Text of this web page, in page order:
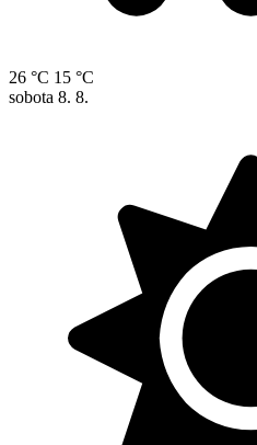
26 °C 15 °C
sobota 8. 8.